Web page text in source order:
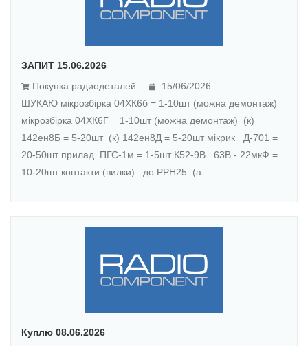
ЗАПИТ 15.06.2026
Покупка радиодеталей
15/06/2026
ШУКАЮ мікрозбірка 04ХК6б = 1-10шт (можна демонтаж)
мікрозбірка 04ХК6Г = 1-10шт (можна демонтаж) (к)
142ен8Б = 5-20шт (к) 142ен8Д = 5-20шт мікрик Д-701 =
20-50шт прилад ПГС-1м = 1-5шт К52-9В 63В - 22мкФ =
10-20шт контакти (вилки) до РРН25 (а...
Куплю 08.06.2026